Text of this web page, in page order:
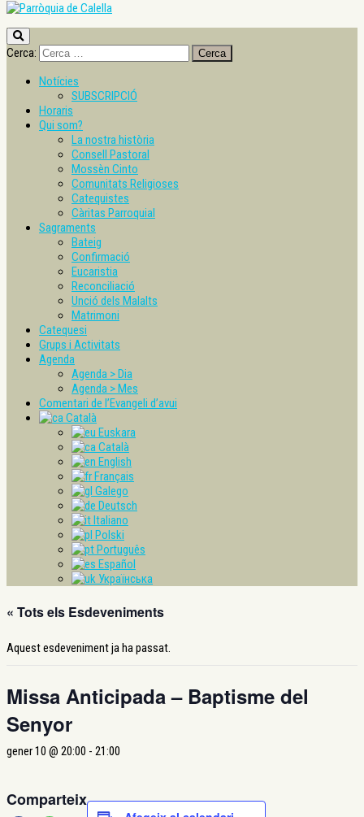
Cerca:
Notícies
SUBSCRIPCIÓ
Horaris
Qui som?
La nostra història
Consell Pastoral
Mossèn Cinto
Comunitats Religioses
Catequistes
Càritas Parroquial
Sagraments
Bateig
Confirmació
Eucaristia
Reconciliació
Unció dels Malalts
Matrimoni
Catequesi
Grups i Activitats
Agenda
Agenda > Dia
Agenda > Mes
Comentari de l’Evangeli d’avui
Català
Euskara
Català
English
Français
Galego
Deutsch
Italiano
Polski
Português
Español
Українська
« Tots els Esdeveniments
Aquest esdeveniment ja ha passat.
Missa Anticipada – Baptisme del
Senyor
gener 10 @ 20:00 - 21:00
Comparteix